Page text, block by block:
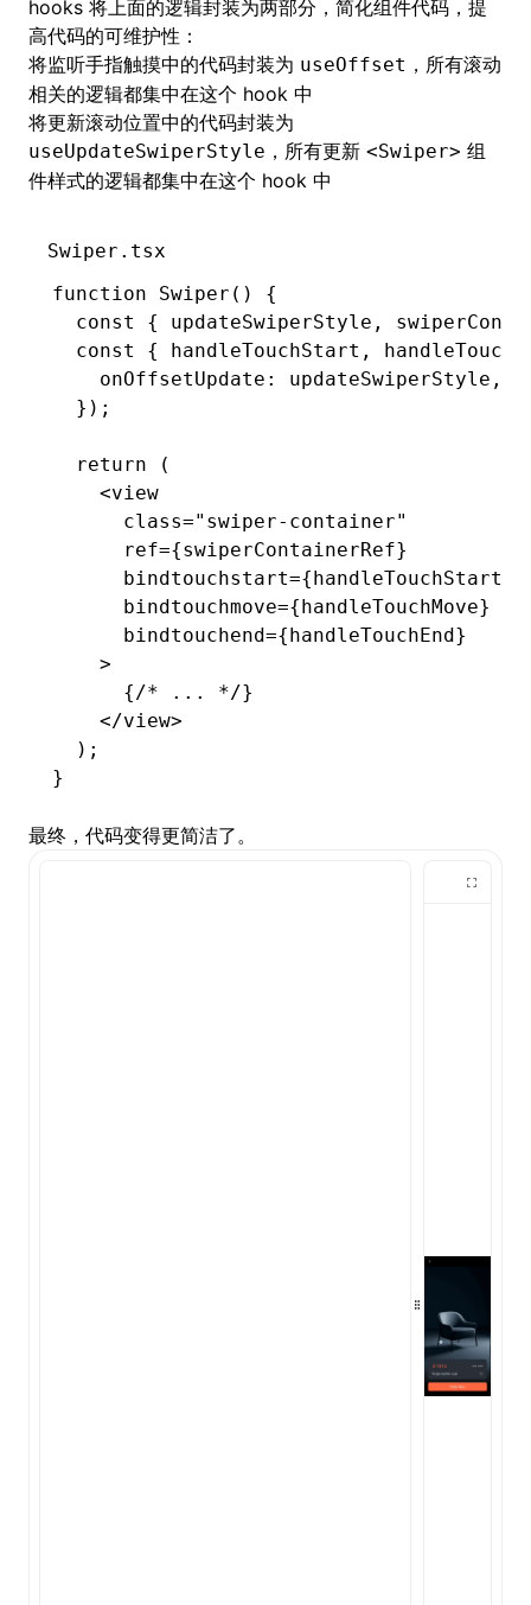
hooks 将上面的逻辑封装为两部分，简化组件代码，提
高代码的可维护性：
将监听手指触摸中的代码封装为 useOffset ，所有滚动
相关的逻辑都集中在这个 hook 中
将更新滚动位置中的代码封装为
useUpdateSwiperStyle ，所有更新 <Swiper> 组
件样式的逻辑都集中在这个 hook 中
Swiper.tsx
function Swiper () {
  const
{ updateSwiperStyle ,
  const
{ handleTouchStart ,
    onOffsetUpdate
: updateSwiperStyle ,
  });
  return
(
    <
view
      class
="swiper-container"
      ref
={swiperContainerRef}
      bindtouchstart
={handleTouchStart}
      bindtouchmove
={handleTouchMove}
      bindtouchend
={handleTouchEnd}
    >
      {
/* ... */}
    </
view>
  );
}
最终，代码变得更简洁了。